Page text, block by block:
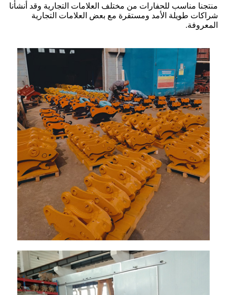
منتجنا مناسب للحفارات من مختلف العلامات التجارية وقد أنشأنا
شراكات طويلة الأمد ومستقرة مع بعض العلامات التجارية
المعروفة.